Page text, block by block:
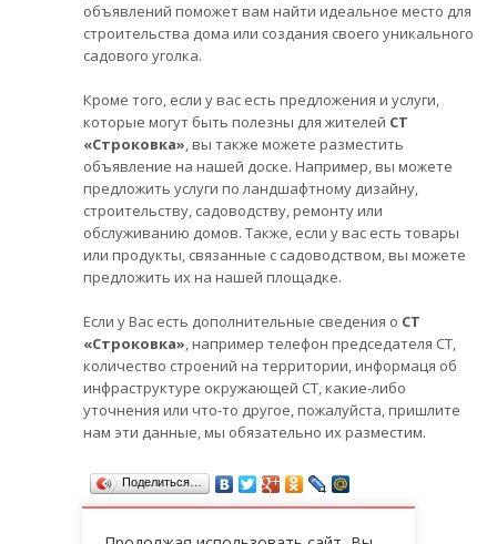
объявлений поможет вам найти идеальное место для
строительства дома или создания своего уникального
садового уголка.
Кроме того, если у вас есть предложения и услуги,
которые могут быть полезны для жителей СТ
«Строковка», вы также можете разместить
объявление на нашей доске. Например, вы можете
предложить услуги по ландшафтному дизайну,
строительству, садоводству, ремонту или
обслуживанию домов. Также, если у вас есть товары
или продукты, связанные с садоводством, вы можете
предложить их на нашей площадке.
Если у Вас есть дополнительные сведения о СТ
«Строковка», например телефон председателя СТ,
количество строений на территории, информаця об
инфраструктуре окружающей СТ, какие-либо
уточнения или что-то другое, пожалуйста, пришлите
нам эти данные, мы обязательно их разместим.
Поделиться…